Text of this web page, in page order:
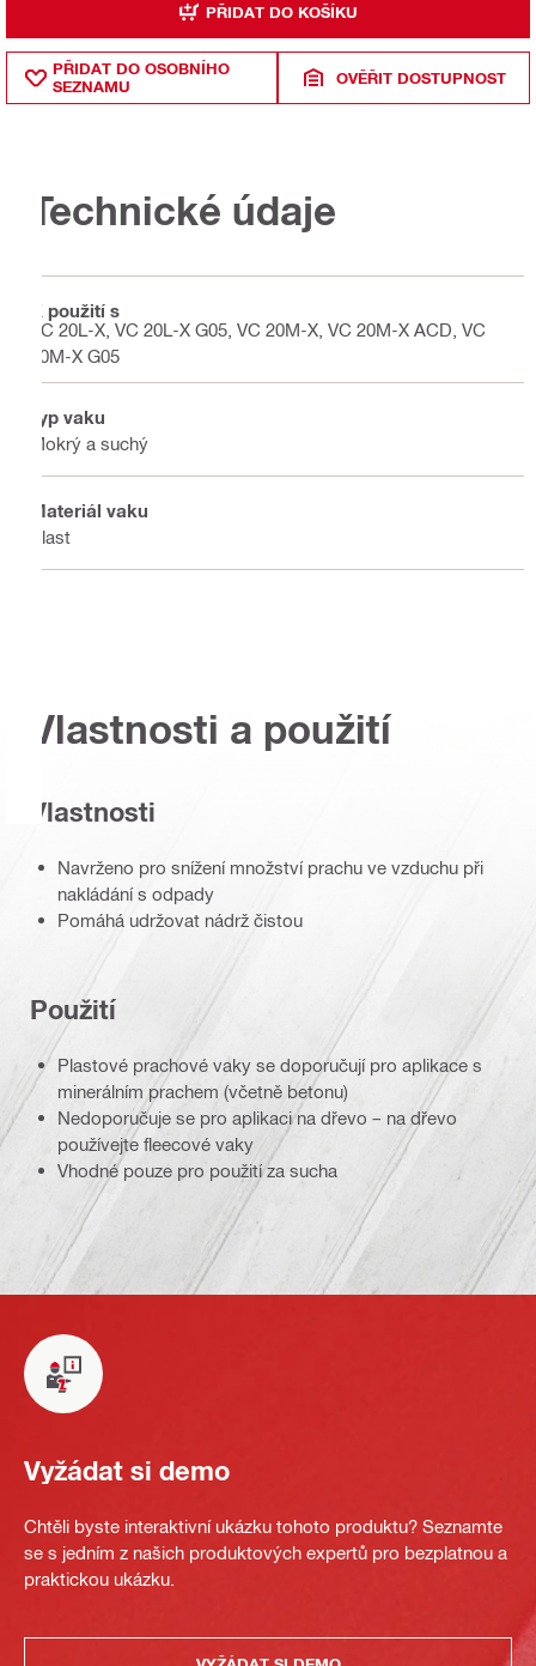
PŘIDAT DO KOŠÍKU
PŘIDAT DO OSOBNÍHO
SEZNAMU
OVĚŘIT DOSTUPNOST
Technické údaje
K použití s
VC 20L-X, VC 20L-X G05, VC 20M-X, VC 20M-X ACD, VC
20M-X G05
Typ vaku
Mokrý a suchý
Materiál vaku
Plast
Vlastnosti a použití
Vlastnosti
Navrženo pro snížení množství prachu ve vzduchu při
nakládání s odpady
Pomáhá udržovat nádrž čistou
Použití
Plastové prachové vaky se doporučují pro aplikace s
minerálním prachem (včetně betonu)
Nedoporučuje se pro aplikaci na dřevo – na dřevo
používejte fleecové vaky
Vhodné pouze pro použití za sucha
Vyžádat si demo
Chtěli byste interaktivní ukázku tohoto produktu? Seznamte
se s jedním z našich produktových expertů pro bezplatnou a
praktickou ukázku.